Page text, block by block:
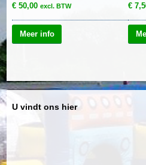
€50,00 excl. BTW
Meer info
€
U vindt ons hier